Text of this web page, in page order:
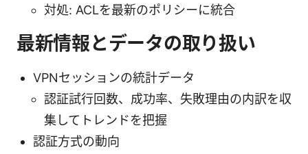
対処: ACLを最新のポリシーに統合
最新情報とデータの取り扱い
VPNセッションの統計データ
認証試行回数、成功率、失敗理由の内訳を収
集してトレンドを把握
認証方式の動向